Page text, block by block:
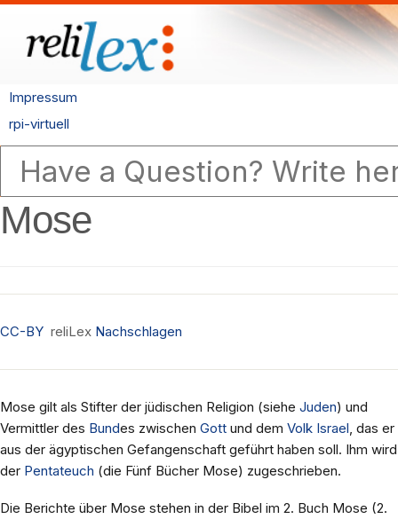
Impressum
rpi-virtuell
Mose
CC-BY reliLex Nachschlagen
Mose gilt als Stifter der jüdischen Religion (siehe Juden) und
Vermittler des Bundes zwischen Gott und dem Volk Israel, das er
aus der ägyptischen Gefangenschaft geführt haben soll. Ihm wird
der Pentateuch (die Fünf Bücher Mose) zugeschrieben.
Die Berichte über Mose stehen in der Bibel im 2. Buch Mose (2.